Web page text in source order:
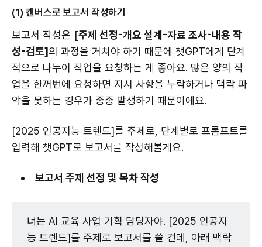
(1) 캔버스로 보고서 작성하기
보고서 작성은 [주제 선정-개요 설계-자료 조사-내용 작
성-검토]의 과정을 거쳐야 하기 때문에 챗GPT에게 단계
적으로 나누어 작업을 요청하는 게 좋아요. 많은 양의 작
업을 한꺼번에 요청하면 지시 사항을 누락하거나 맥락 파
악을 못하는 경우가 종종 발생하기 때문이에요.
[2025 인공지능 트렌드]를 주제로, 단계별로 프롬프트를
입력해 챗GPT로 보고서를 작성해볼게요.
보고서 주제 선정 및 목차 작성
너는 AI 교육 사업 기획 담당자야. [2025 인공지
능 트렌드]를 주제로 보고서를 쓸 건데, 아래 맥락